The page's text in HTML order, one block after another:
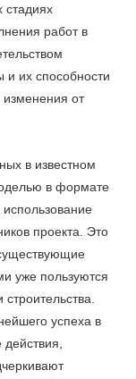
стадиях
работ в
и их способности
от
в известном
в формате
проекта. Это
уже пользуются
успеха в